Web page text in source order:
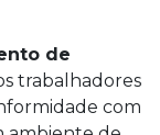
de
trabalhadores
com